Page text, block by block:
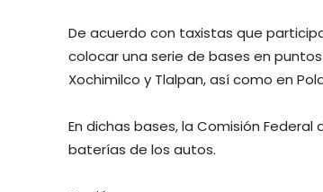
De acuerdo con taxistas que
colocar una serie de bases en
Xochimilco y Tlalpan, así como en
En dichas bases, la Comisión
baterías de los autos.